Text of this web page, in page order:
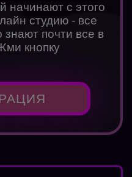
начинают с этого
студию - все
знают почти все в
кнопку